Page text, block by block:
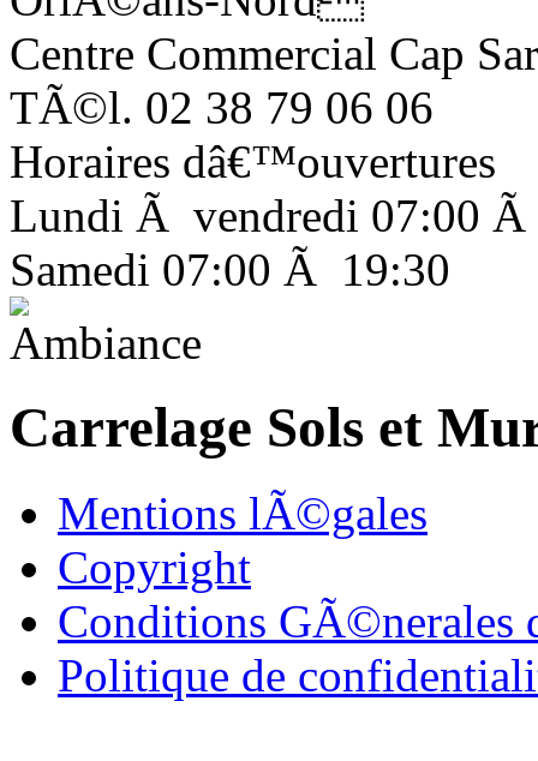
Centre Commercial Cap
TÃ©l. 02 38 79 06 06
Horaires dâ€™ouvertures
Lundi Ã vendredi 07:00
Samedi 07:00 Ã 19:30
Carrelage Sols et
Mentions lÃ©gales
Copyright
Conditions GÃ©nerales
Politique de